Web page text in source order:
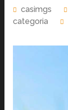
casimgs
categoria